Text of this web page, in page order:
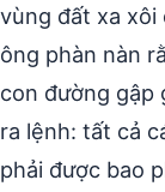
vùng đất xa xôi
ông phàn nàn
con đường gập
ra lệnh: tất cả
phải được bao